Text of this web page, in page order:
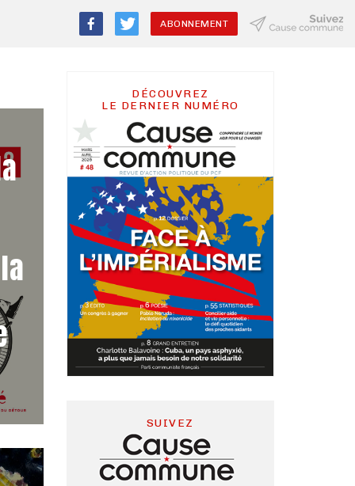
ABONNEMENT
DÉCOUVREZ
LE DERNIER NUMÉRO
SUIVEZ